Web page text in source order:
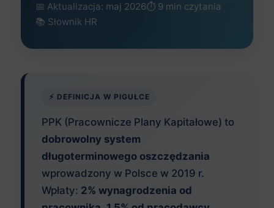
📅 Aktualizacja: maj 2026⏱️ 9 min czytania
📚 Słownik HR
⚡ DEFINICJA W PIGUŁCE
PPK (Pracownicze Plany Kapitałowe) to
dobrowolny system
długoterminowego oszczędzania
wprowadzony w Polsce w 2019 r.
Wpłaty: 2% wynagrodzenia od